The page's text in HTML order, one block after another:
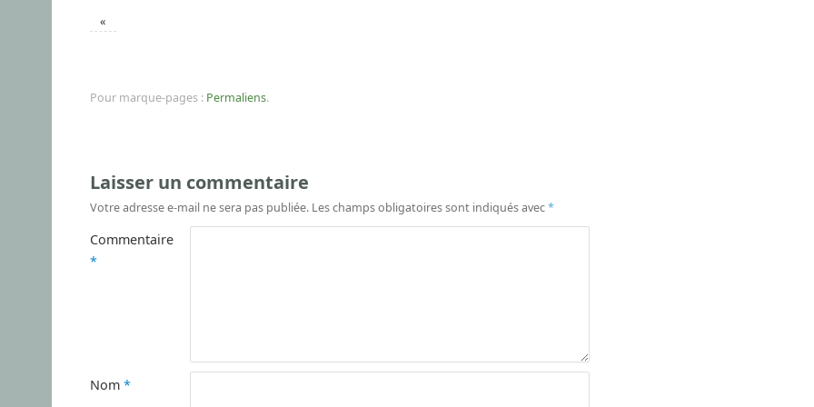
«
Pour marque-pages : Permaliens.
Laisser un commentaire
Votre adresse e-mail ne sera pas publiée. Les champs obligatoires sont indiqués avec*
Commentaire
*
Nom *